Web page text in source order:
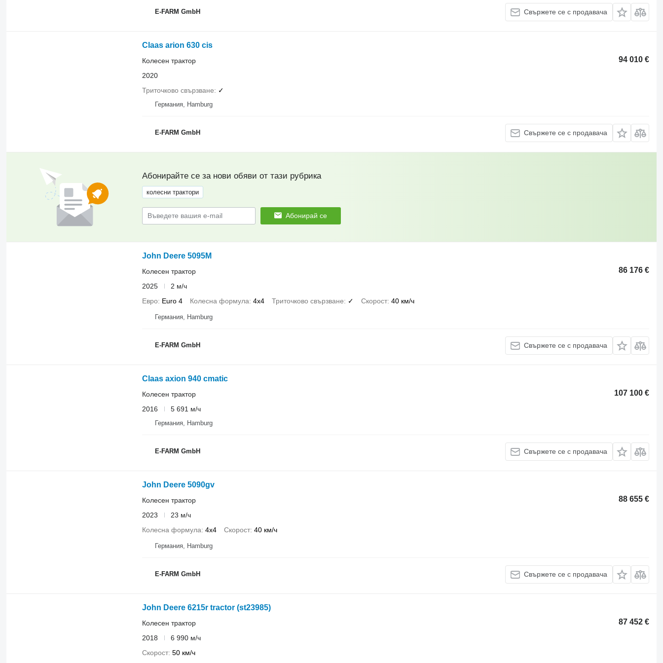
E-FARM GmbH Свържете се с продавача
Claas arion 630 cis
94 010 €
Колесен трактор
2020
Триточково свързване
✓
Германия, Hamburg
E-FARM GmbH Свържете се с продавача
Абонирайте се за нови обяви от тази рубрика
колесни трактори
Абонирай се
John Deere 5095M
86 176 €
Колесен трактор
2025
2 м/ч
Евро
Euro 4 Колесна формула 4x4 Триточково свързване ✓ Скорост 40 км/ч
Германия, Hamburg
E-FARM GmbH Свържете се с продавача
Claas axion 940 cmatic
107 100 €
Колесен трактор
2016
5 691 м/ч
Германия, Hamburg
E-FARM GmbH Свържете се с продавача
John Deere 5090gv
88 655 €
Колесен трактор
2023
23 м/ч
Колесна формула 4x4 Скорост 40 км/ч
Германия, Hamburg
E-FARM GmbH Свържете се с продавача
John Deere 6215r tractor (st23985)
87 452 €
Колесен трактор
2018
6 990 м/ч
Скорост 50 км/ч